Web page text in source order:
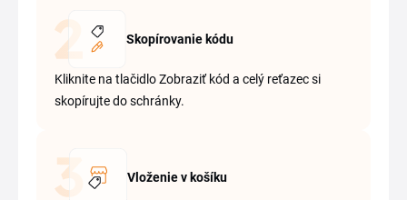
Skopírovanie kódu
Kliknite na tlačidlo Zobraziť kód a celý reťazec si
skopírujte do schránky.
Vloženie v košíku